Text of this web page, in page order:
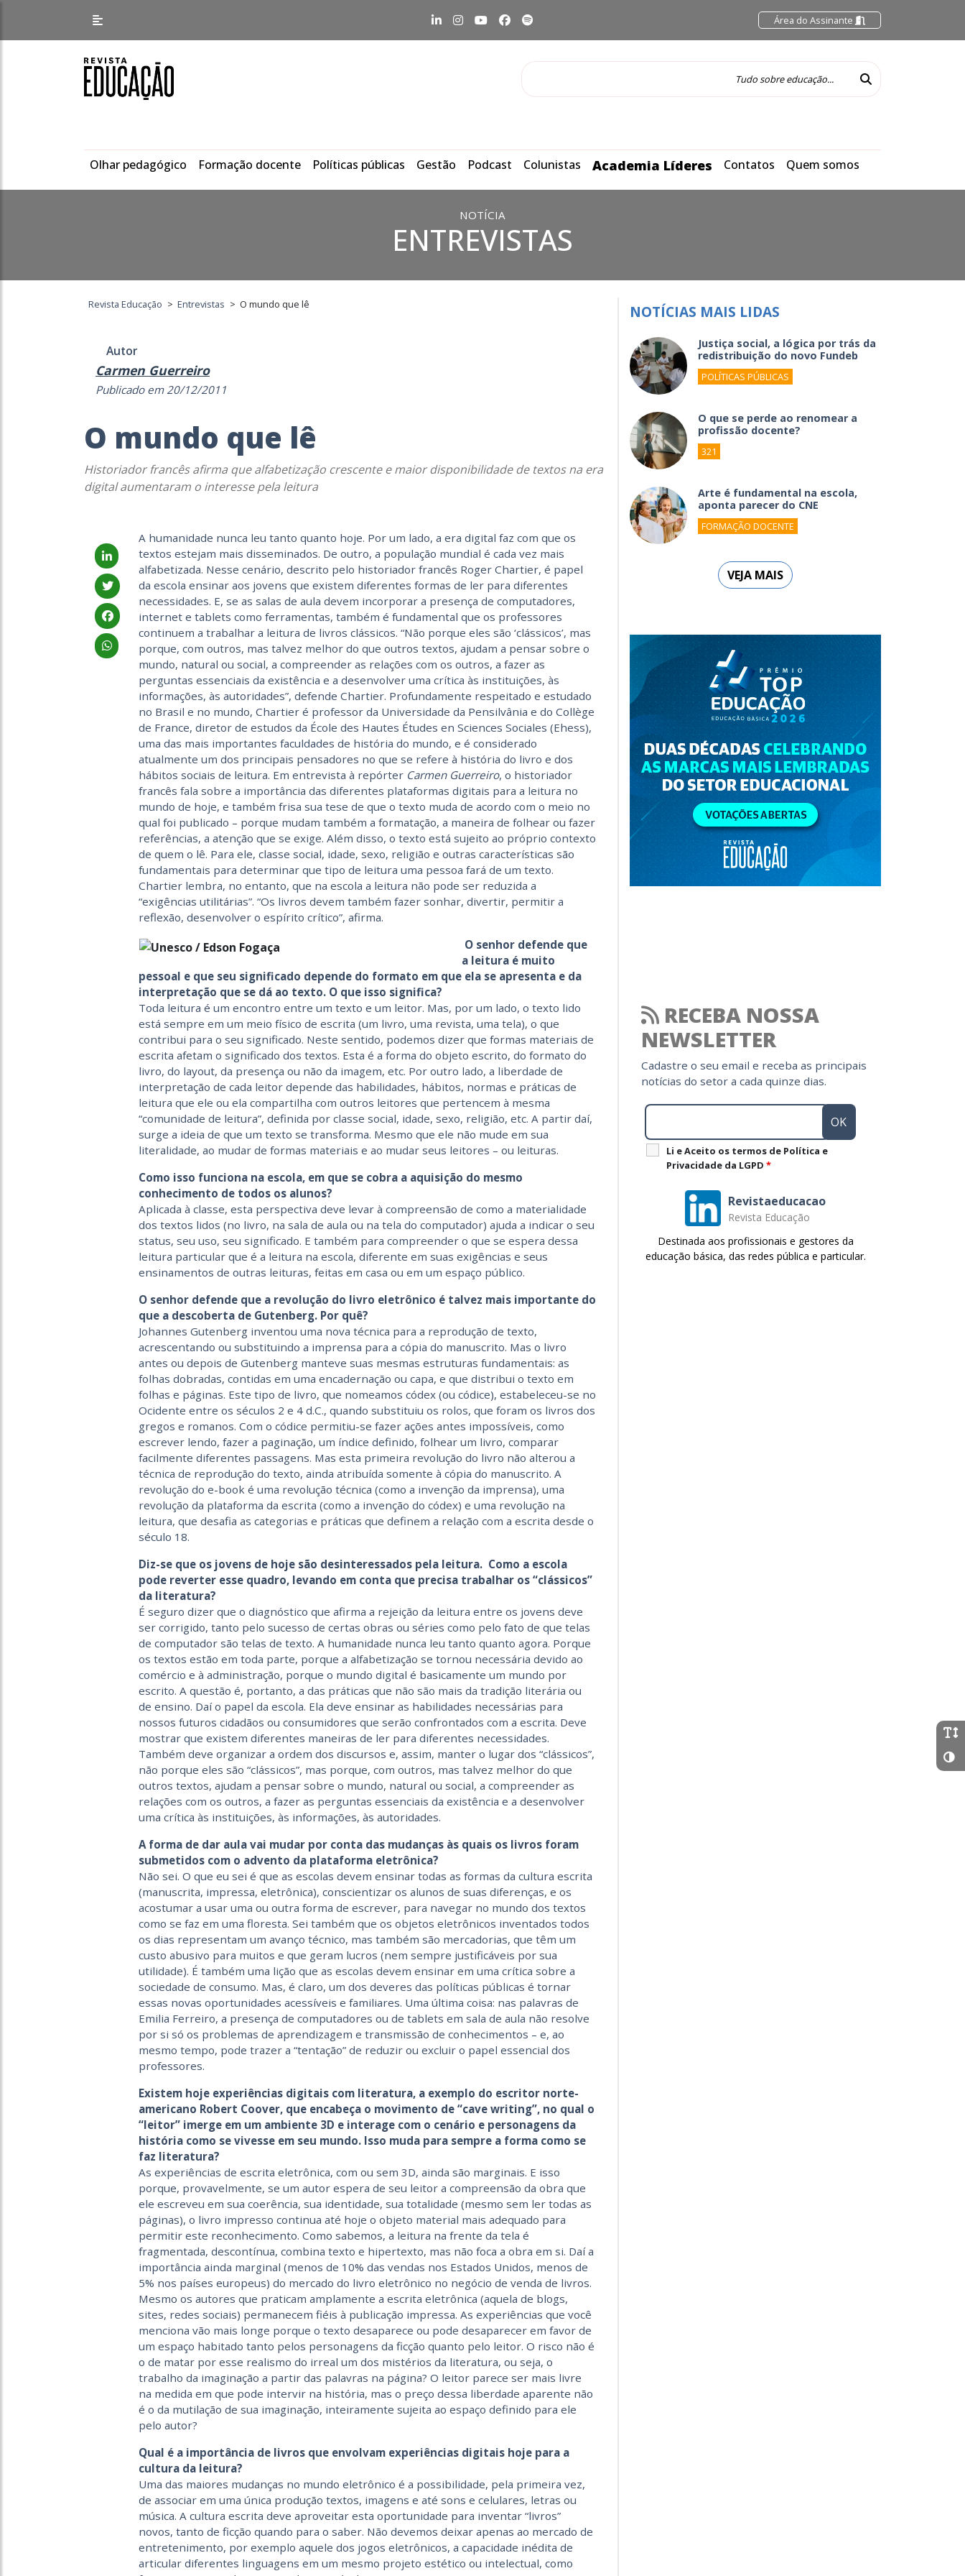
Área do Assinante
Olhar pedagógico Formação docente Políticas públicas Gestão Podcast Colunistas Academia Líderes Contatos Quem somos
NOTÍCIA
ENTREVISTAS
Revista Educação > Entrevistas > O mundo que lê
Autor
Carmen Guerreiro
Publicado em 20/12/2011
O mundo que lê
Historiador francês afirma que alfabetização crescente e maior disponibilidade de textos na era
digital aumentaram o interesse pela leitura
A humanidade nunca leu tanto quanto hoje. Por um lado, a era digital faz com que os
textos estejam mais disseminados. De outro, a população mundial é cada vez mais
alfabetizada. Nesse cenário, descrito pelo historiador francês Roger Chartier, é papel
da escola ensinar aos jovens que existem diferentes formas de ler para diferentes
necessidades. E, se as salas de aula devem incorporar a presença de computadores,
internet e tablets como ferramentas, também é fundamental que os professores
continuem a trabalhar a leitura de livros clássicos. “Não porque eles são ‘clássicos’, mas
porque, com outros, mas talvez melhor do que outros textos, ajudam a pensar sobre o
mundo, natural ou social, a compreender as relações com os outros, a fazer as
perguntas essenciais da existência e a desenvolver uma crítica às instituições, às
informações, às autoridades”, defende Chartier. Profundamente respeitado e estudado
no Brasil e no mundo, Chartier é professor da Universidade da Pensilvânia e do Collège
de France, diretor de estudos da École des Hautes Études en Sciences Sociales (Ehess),
uma das mais importantes faculdades de história do mundo, e é considerado
atualmente um dos principais pensadores no que se refere à história do livro e dos
hábitos sociais de leitura. Em entrevista à repórter Carmen Guerreiro, o historiador
francês fala sobre a importância das diferentes plataformas digitais para a leitura no
mundo de hoje, e também frisa sua tese de que o texto muda de acordo com o meio no
qual foi publicado – porque mudam também a formatação, a maneira de folhear ou fazer
referências, a atenção que se exige. Além disso, o texto está sujeito ao próprio contexto
de quem o lê. Para ele, classe social, idade, sexo, religião e outras características são
fundamentais para determinar que tipo de leitura uma pessoa fará de um texto.
Chartier lembra, no entanto, que na escola a leitura não pode ser reduzida a
“exigências utilitárias”. “Os livros devem também fazer sonhar, divertir, permitir a
reflexão, desenvolver o espírito crítico”, afirma.
O senhor defende que
a leitura é muito
pessoal e que seu significado depende do formato em que ela se apresenta e da
interpretação que se dá ao texto. O que isso significa?
Toda leitura é um encontro entre um texto e um leitor. Mas, por um lado, o texto lido
está sempre em um meio físico de escrita (um livro, uma revista, uma tela), o que
contribui para o seu significado. Neste sentido, podemos dizer que formas materiais de
escrita afetam o significado dos textos. Esta é a forma do objeto escrito, do formato do
livro, do layout, da presença ou não da imagem, etc. Por outro lado, a liberdade de
interpretação de cada leitor depende das habilidades, hábitos, normas e práticas de
leitura que ele ou ela compartilha com outros leitores que pertencem à mesma
“comunidade de leitura”, definida por classe social, idade, sexo, religião, etc. A partir daí,
surge a ideia de que um texto se transforma. Mesmo que ele não mude em sua
literalidade, ao mudar de formas materiais e ao mudar seus leitores – ou leituras.
Como isso funciona na escola, em que se cobra a aquisição do mesmo
conhecimento de todos os alunos?
Aplicada à classe, esta perspectiva deve levar à compreensão de como a materialidade
dos textos lidos (no livro, na sala de aula ou na tela do computador) ajuda a indicar o seu
status, seu uso, seu significado. E também para compreender o que se espera dessa
leitura particular que é a leitura na escola, diferente em suas exigências e seus
ensinamentos de outras leituras, feitas em casa ou em um espaço público.
O senhor defende que a revolução do livro eletrônico é talvez mais importante do
que a descoberta de Gutenberg. Por quê?
Johannes Gutenberg inventou uma nova técnica para a reprodução de texto,
acrescentando ou substituindo a imprensa para a cópia do manuscrito. Mas o livro
antes ou depois de Gutenberg manteve suas mesmas estruturas fundamentais: as
folhas dobradas, contidas em uma encadernação ou capa, e que distribui o texto em
folhas e páginas. Este tipo de livro, que nomeamos códex (ou códice), estabeleceu-se no
Ocidente entre os séculos 2 e 4 d.C., quando substituiu os rolos, que foram os livros dos
gregos e romanos. Com o códice permitiu-se fazer ações antes impossíveis, como
escrever lendo, fazer a paginação, um índice definido, folhear um livro, comparar
facilmente diferentes passagens. Mas esta primeira revolução do livro não alterou a
técnica de reprodução do texto, ainda atribuída somente à cópia do manuscrito. A
revolução do e-book é uma revolução técnica (como a invenção da imprensa), uma
revolução da plataforma da escrita (como a invenção do códex) e uma revolução na
leitura, que desafia as categorias e práticas que definem a relação com a escrita desde o
século 18.
Diz-se que os jovens de hoje são desinteressados pela leitura. Como a escola
pode reverter esse quadro, levando em conta que precisa trabalhar os “clássicos”
da literatura?
É seguro dizer que o diagnóstico que afirma a rejeição da leitura entre os jovens deve
ser corrigido, tanto pelo sucesso de certas obras ou séries como pelo fato de que telas
de computador são telas de texto. A humanidade nunca leu tanto quanto agora. Porque
os textos estão em toda parte, porque a alfabetização se tornou necessária devido ao
comércio e à administração, porque o mundo digital é basicamente um mundo por
escrito. A questão é, portanto, a das práticas que não são mais da tradição literária ou
de ensino. Daí o papel da escola. Ela deve ensinar as habilidades necessárias para
nossos futuros cidadãos ou consumidores que serão confrontados com a escrita. Deve
mostrar que existem diferentes maneiras de ler para diferentes necessidades.
Também deve organizar a ordem dos discursos e, assim, manter o lugar dos “clássicos”,
não porque eles são “clássicos”, mas porque, com outros, mas talvez melhor do que
outros textos, ajudam a pensar sobre o mundo, natural ou social, a compreender as
relações com os outros, a fazer as perguntas essenciais da existência e a desenvolver
uma crítica às instituições, às informações, às autoridades.
A forma de dar aula vai mudar por conta das mudanças às quais os livros foram
submetidos com o advento da plataforma eletrônica?
Não sei. O que eu sei é que as escolas devem ensinar todas as formas da cultura escrita
(manuscrita, impressa, eletrônica), conscientizar os alunos de suas diferenças, e os
acostumar a usar uma ou outra forma de escrever, para navegar no mundo dos textos
como se faz em uma floresta. Sei também que os objetos eletrônicos inventados todos
os dias representam um avanço técnico, mas também são mercadorias, que têm um
custo abusivo para muitos e que geram lucros (nem sempre justificáveis por sua
utilidade). É também uma lição que as escolas devem ensinar em uma crítica sobre a
sociedade de consumo. Mas, é claro, um dos deveres das políticas públicas é tornar
essas novas oportunidades acessíveis e familiares. Uma última coisa: nas palavras de
Emilia Ferreiro, a presença de computadores ou de tablets em sala de aula não resolve
por si só os problemas de aprendizagem e transmissão de conhecimentos – e, ao
mesmo tempo, pode trazer a “tentação” de reduzir ou excluir o papel essencial dos
professores.
Existem hoje experiências digitais com literatura, a exemplo do escritor norte-
americano Robert Coover, que encabeça o movimento de “cave writing”, no qual o
“leitor” imerge em um ambiente 3D e interage com o cenário e personagens da
história como se vivesse em seu mundo. Isso muda para sempre a forma como se
faz literatura?
As experiências de escrita eletrônica, com ou sem 3D, ainda são marginais. E isso
porque, provavelmente, se um autor espera de seu leitor a compreensão da obra que
ele escreveu em sua coerência, sua identidade, sua totalidade (mesmo sem ler todas as
páginas), o livro impresso continua até hoje o objeto material mais adequado para
permitir este reconhecimento. Como sabemos, a leitura na frente da tela é
fragmentada, descontínua, combina texto e hipertexto, mas não foca a obra em si. Daí a
importância ainda marginal (menos de 10% das vendas nos Estados Unidos, menos de
5% nos países europeus) do mercado do livro eletrônico no negócio de venda de livros.
Mesmo os autores que praticam amplamente a escrita eletrônica (aquela de blogs,
sites, redes sociais) permanecem fiéis à publicação impressa. As experiências que você
menciona vão mais longe porque o texto desaparece ou pode desaparecer em favor de
um espaço habitado tanto pelos personagens da ficção quanto pelo leitor. O risco não é
o de matar por esse realismo do irreal um dos mistérios da literatura, ou seja, o
trabalho da imaginação a partir das palavras na página? O leitor parece ser mais livre
na medida em que pode intervir na história, mas o preço dessa liberdade aparente não
é o da mutilação de sua imaginação, inteiramente sujeita ao espaço definido para ele
pelo autor?
Qual é a importância de livros que envolvam experiências digitais hoje para a
cultura da leitura?
Uma das maiores mudanças no mundo eletrônico é a possibilidade, pela primeira vez,
de associar em uma única produção textos, imagens e até sons e celulares, letras ou
música. A cultura escrita deve aproveitar esta oportunidade para inventar “livros”
novos, tanto de ficção quando para o saber. Não devemos deixar apenas ao mercado de
entretenimento, por exemplo aquele dos jogos eletrônicos, a capacidade inédita de
articular diferentes linguagens em um mesmo projeto estético ou intelectual, como
NOTÍCIAS MAIS LIDAS
Justiça social, a lógica por trás da
redistribuição do novo Fundeb
POLÍTICAS PÚBLICAS
O que se perde ao renomear a
profissão docente?
321
Arte é fundamental na escola,
aponta parecer do CNE
FORMAÇÃO DOCENTE
VEJA MAIS
RECEBA NOSSA
NEWSLETTER
Cadastre o seu email e receba as principais
notícias do setor a cada quinze dias.
Li e Aceito os termos de Política e
Privacidade da LGPD *
Revistaeducacao
Revista Educação
Destinada aos profissionais e gestores da
educação básica, das redes pública e particular.